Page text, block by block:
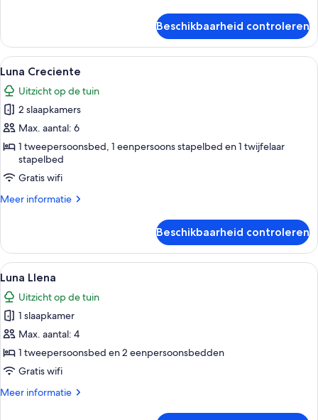
Menguante
Beschikbaarheid controleren
Alle
foto's
voor
Luna
Creciente
laden
Een houten kamer met een bed,
8
Luna Creciente
Uitzicht op de tuin
2 slaapkamers
Max. aantal: 6
1 tweepersoonsbed, 1 eenpersoons stapelbed en 1 twijfelaar
stapelbed
Gratis wifi
Meer informatie
Meer
Creciente
Beschikbaarheid controleren
Alle
foto's
voor
Luna
Llena
laden
7
Luna Llena
Uitzicht op de tuin
1 slaapkamer
Max. aantal: 4
1 tweepersoonsbed en 2 eenpersoonsbedden
Gratis wifi
Meer informatie
Meer